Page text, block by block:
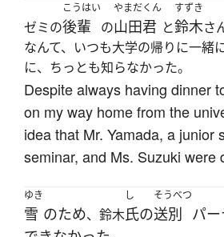
ゼミの
こうはい
後輩 の
やまだくん
山田君 と
すずき
鈴木さ
なんて、いつも大学の帰りに一緒
に、ちっとも知らなかった。
Despite always having dinner
on my way home from the
idea that Mr. Yamada, a junior
seminar, and Ms. Suzuki were
ゆき
雪 のため、鈴木
し
氏の
そうべつ
送別 パ